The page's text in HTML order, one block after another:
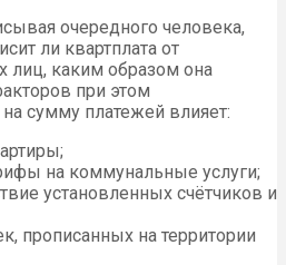
очередного человека,
ли квартплата от
лиц, каким образом она
при этом
сумму платежей влияет:
на коммунальные услуги;
установленных счётчиков и
прописанных на территории